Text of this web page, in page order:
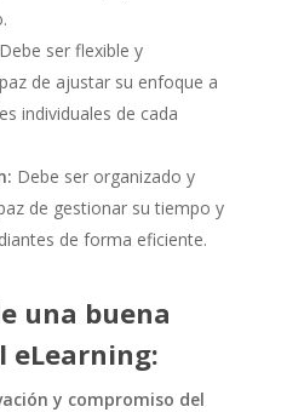
Debe ser flexible y
de ajustar su enfoque a
individuales de cada
Debe ser organizado y
de gestionar su tiempo y
de forma eficiente.
una buena
eLearning:
y compromiso del